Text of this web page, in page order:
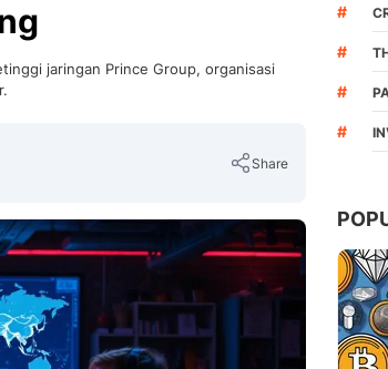
jaringan Prince Group, organisasi
Share
Copy Link
#
#
#
#